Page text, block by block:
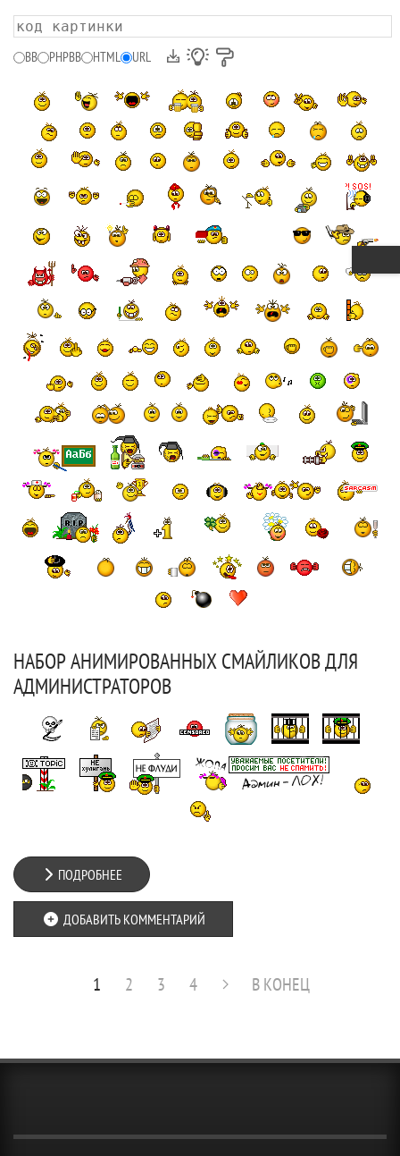
BB PHPBB HTML URL
НАБОР АНИМИРОВАННЫХ СМАЙЛИКОВ ДЛЯ
АДМИНИСТРАТОРОВ
ПОДРОБНЕЕ
ДОБАВИТЬ КОММЕНТАРИЙ
1 2 3 4 В КОНЕЦ